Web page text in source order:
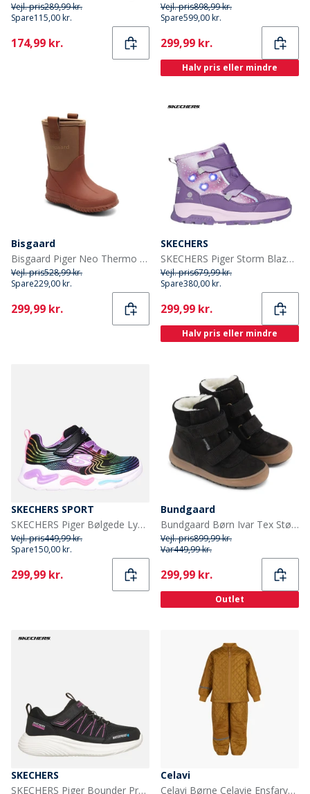
Vejl. pris289,99 kr.
Spare115,00 kr.
Current
174,99 kr.
Vejl. pris898,99 kr.
Spare599,00 kr.
Current
299,99 kr.
Halv pris eller mindre
Bisgaard
Bisgaard Piger Neo Thermo Gummistøvler Gammel Rose
Vejl. pris528,99 kr.
Spare229,00 kr.
Current
299,99 kr.
SKECHERS
SKECHERS Piger Storm Blazer Vandtætte Sko Lilla
Vejl. pris679,99 kr.
Spare380,00 kr.
Current
299,99 kr.
Halv pris eller mindre
SKECHERS SPORT
SKECHERS Piger Bølgede Lys Sneakers Sort
Vejl. pris449,99 kr.
Spare150,00 kr.
Current
299,99 kr.
Bundgaard
Bundgaard Børn Ivar Tex Støvler Sort På
Vejl. pris899,99 kr.
Var449,99 kr.
Current
299,99 kr.
Outlet
SKECHERS
SKECHERS Piger Bounder Pro Vandtætte Sneakers Sort
Celavi
Celavi Børne Celavie Ensfarvet Basis Termosæt Buckthorn Brown